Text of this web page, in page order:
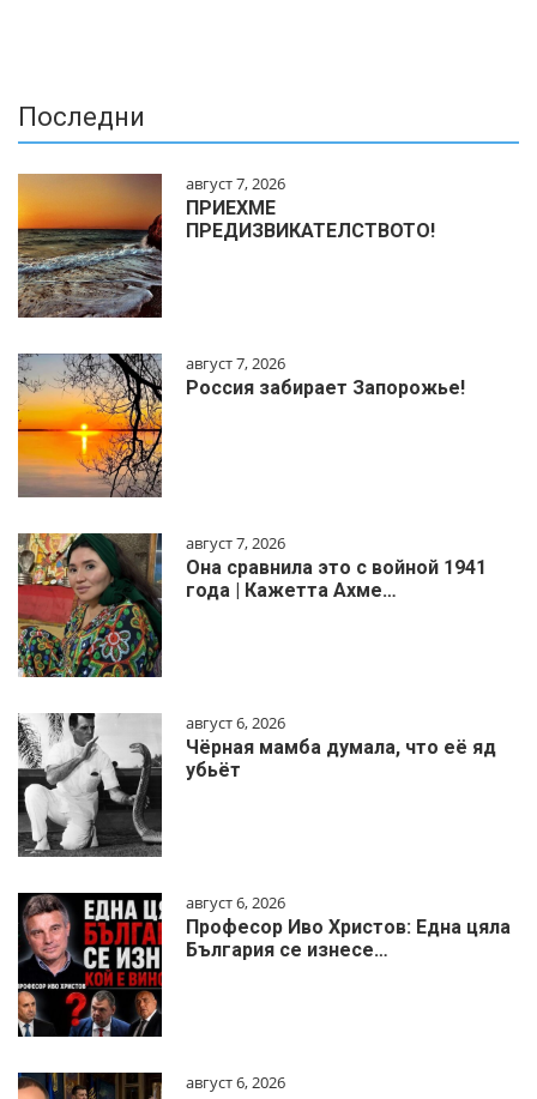
Последни
август 7, 2026
ПРИЕХМЕ
ПРЕДИЗВИКАТЕЛСТВОТО!
август 7, 2026
Россия забирает Запорожье!
август 7, 2026
Она сравнила это с войной 1941
года | Кажетта Ахме…
август 6, 2026
Чёрная мамба думала, что её яд
убьёт
август 6, 2026
Професор Иво Христов: Една цяла
България се изнесе…
август 6, 2026